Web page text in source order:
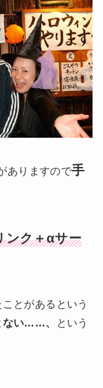
ありますので手
ンク＋αサー
とがあるという
ない……、
という